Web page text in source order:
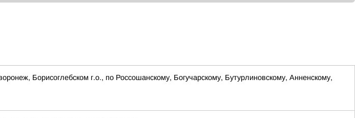
Борисоглебском г.о., по Россошанскому, Богучарскому, Бутурлиновскому, Анненскому,